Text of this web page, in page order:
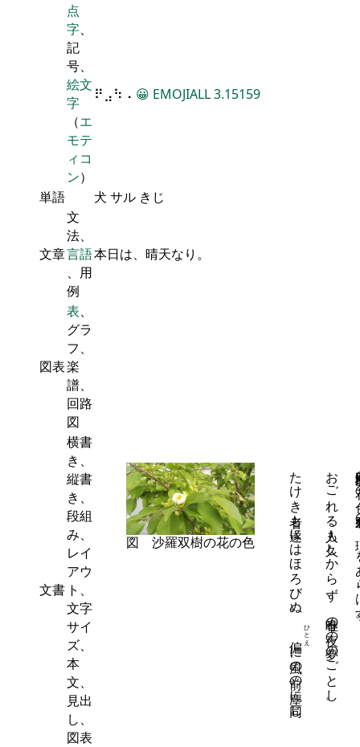
点
字、
記
号、
絵文
字
（エ
モテ
ィコ
ン）
⠟⣠⠳⠠ 😀 EMOJIALL3.15159
単語 犬 サル きじ
文章
文
法、
言語
、用
例
本日は、晴天なり。
図表
表、
グラ
フ、
楽
譜、
回路
図
文書
横書
き、
縦書
き、
段組
み、
レイ
アウ
ト、
文字
サイ
ズ、
本
文、
見出
し、
図表
沙羅
おごれる人も久しからず、 唯春の夜の夢のごとし。
たけき者も遂にはほろびぬ、
ひとえ
に風の前の塵に同じ。
図 沙羅双樹の花の色